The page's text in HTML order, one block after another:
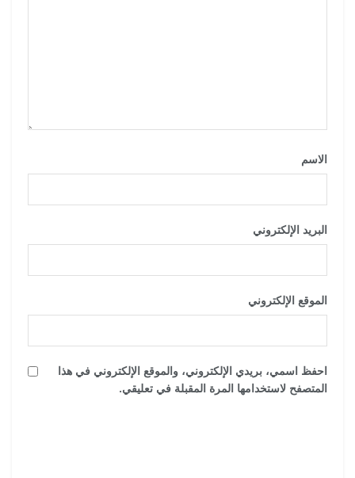
الاسم
البريد الإلكتروني
الموقع الإلكتروني
احفظ اسمي، بريدي الإلكتروني، والموقع الإلكتروني في هذا
المتصفح لاستخدامها المرة المقبلة في تعليقي.